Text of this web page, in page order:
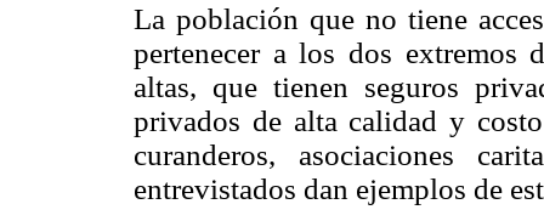
La población que no tiene
pertenecer a los dos extremos
altas, que tienen seguros
privados de alta calidad y
curanderos, asociaciones
entrevistados dan ejemplos de